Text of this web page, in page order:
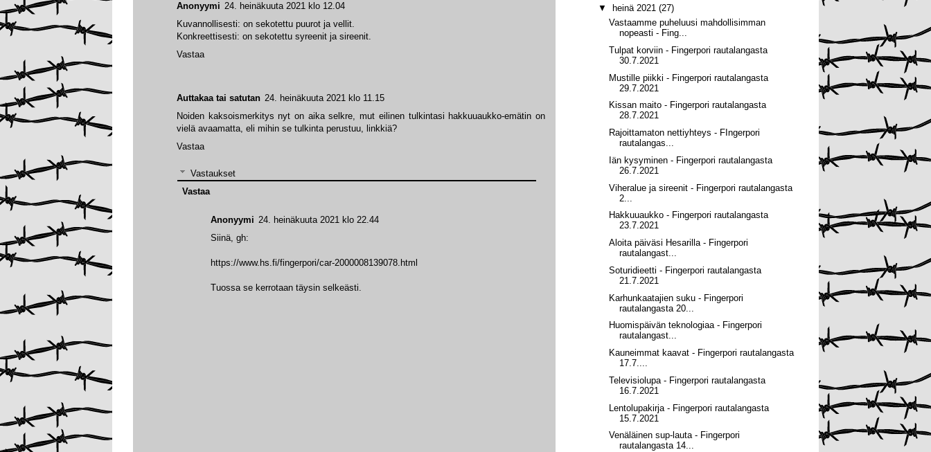
Auttakaa tai satutan 24. heinäkuuta 2021 klo 11.15
Noiden kaksoismerkitys nyt on aika selkre, mut eilinen tulkintasi hakkuuaukko-emätin on
vielä avaamatta, eli mihin se tulkinta perustuu, linkkiä?
Vastaa
Vastaukset
Anonyymi 24. heinäkuuta 2021 klo 22.44
Siinä, gh:
https://www.hs.fi/fingerpori/car-2000008139078.html
Tuossa se kerrotaan täysin selkeästi.
Vastaa
Anonyymi 24. heinäkuuta 2021 klo 12.04
Kuvannollisesti: on sekotettu puurot ja vellit.
Konkreettisesti: on sekotettu syreenit ja sireenit.
Vastaa
▼ heinä 2021 (27)
Vastaamme puheluusi mahdollisimman
nopeasti - Fing...
Tulpat korviin - Fingerpori rautalangasta
30.7.2021
Mustille piikki - Fingerpori rautalangasta
29.7.2021
Kissan maito - Fingerpori rautalangasta
28.7.2021
Rajoittamaton nettiyhteys - FIngerpori
rautalangas...
Iän kysyminen - Fingerpori rautalangasta
26.7.2021
Viheralue ja sireenit - Fingerpori rautalangasta
2...
Hakkuuaukko - Fingerpori rautalangasta
23.7.2021
Aloita päiväsi Hesarilla - Fingerpori
rautalangast...
Soturidieetti - Fingerpori rautalangasta
21.7.2021
Karhunkaatajien suku - Fingerpori
rautalangasta 20...
Huomispäivän teknologiaa - Fingerpori
rautalangast...
Kauneimmat kaavat - Fingerpori rautalangasta
17.7....
Televisiolupa - Fingerpori rautalangasta
16.7.2021
Lentolupakirja - Fingerpori rautalangasta
15.7.2021
Venäläinen sup-lauta - Fingerpori
rautalangasta 14...